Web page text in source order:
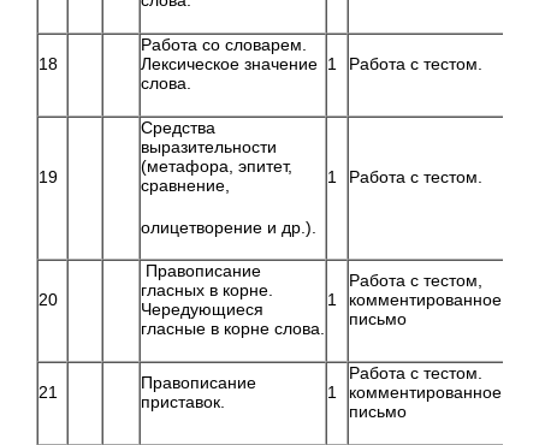
18
Работа со словарем.
Лексическое значение
слова.
1 Работа с тестом.
19
Средства
выразительности
(метафора, эпитет,
сравнение,
олицетворение и др.).
1 Работа с тестом.
20
Правописание
гласных в корне.
Чередующиеся
гласные в корне слова.
1
Работа с тестом,
комментированное
письмо
21
Правописание
приставок.
1
Работа с тестом.
комментированное
письмо